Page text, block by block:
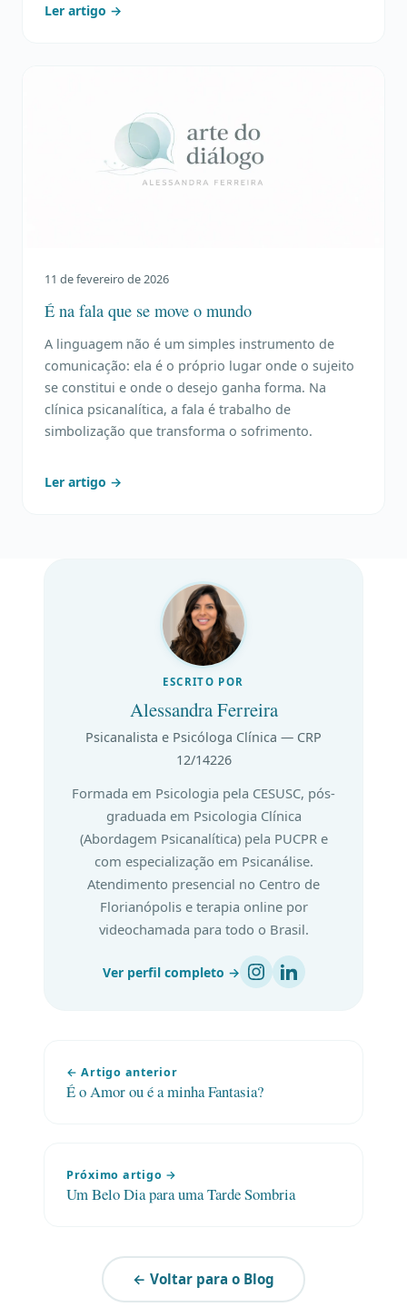
Ler artigo →
11 de fevereiro de 2026
É na fala que se move o mundo
A linguagem não é um simples instrumento de
comunicação: ela é o próprio lugar onde o sujeito
se constitui e onde o desejo ganha forma. Na
clínica psicanalítica, a fala é trabalho de
simbolização que transforma o sofrimento.
Ler artigo →
ESCRITO POR
Alessandra Ferreira
Psicanalista e Psicóloga Clínica — CRP
12/14226
Formada em Psicologia pela CESUSC, pós-
graduada em Psicologia Clínica
(Abordagem Psicanalítica) pela PUCPR e
com especialização em Psicanálise.
Atendimento presencial no Centro de
Florianópolis e terapia online por
videochamada para todo o Brasil.
Ver perfil completo →
← Artigo anterior
É o Amor ou é a minha Fantasia?
Próximo artigo →
Um Belo Dia para uma Tarde Sombria
← Voltar para o Blog